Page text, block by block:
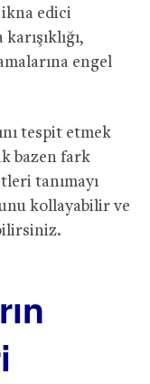
ikna edici
engel
tespit etmek
bazen fark
tanımayı
kollayabilir ve